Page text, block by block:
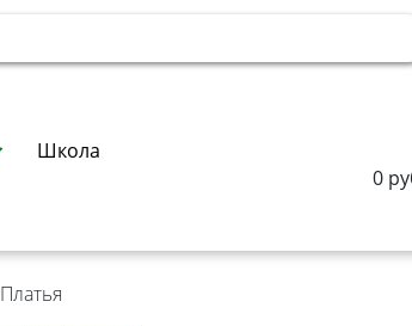
Школа
0
Платья